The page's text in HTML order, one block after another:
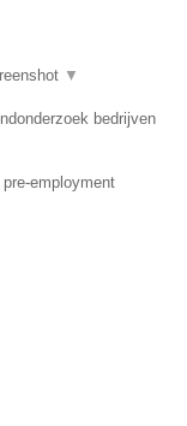
▼
bedrijven
employment